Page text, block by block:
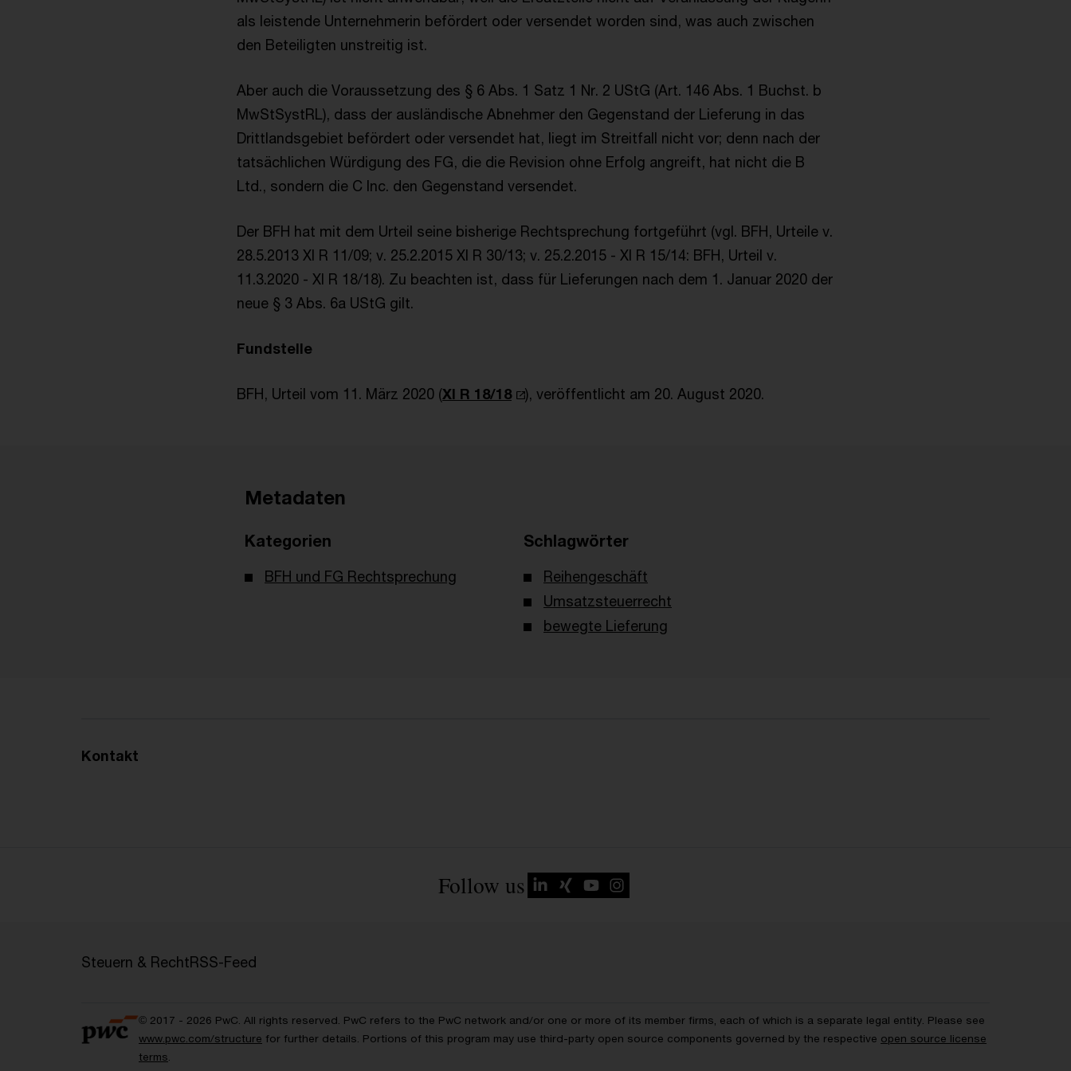
als leistende Unternehmerin befördert oder versendet worden sind, was auch zwischen
den Beteiligten unstreitig ist.
Aber auch die Voraussetzung des § 6 Abs. 1 Satz 1 Nr. 2 UStG (Art. 146 Abs. 1 Buchst. b
MwStSystRL), dass der ausländische Abnehmer den Gegenstand der Lieferung in das
Drittlandsgebiet befördert oder versendet hat, liegt im Streitfall nicht vor; denn nach der
tatsächlichen Würdigung des FG, die die Revision ohne Erfolg angreift, hat nicht die B
Ltd., sondern die C Inc. den Gegenstand versendet.
Der BFH hat mit dem Urteil seine bisherige Rechtsprechung fortgeführt (vgl. BFH, Urteile v.
28.5.2013 XI R 11/09; v. 25.2.2015 XI R 30/13; v. 25.2.2015 - XI R 15/14: BFH, Urteil v.
11.3.2020 - XI R 18/18). Zu beachten ist, dass für Lieferungen nach dem 1. Januar 2020 der
neue § 3 Abs. 6a UStG gilt.
Fundstelle
BFH, Urteil vom 11. März 2020 (XI R 18/18 ), veröffentlicht am 20. August 2020.
Metadaten
Kategorien
BFH und FG Rechtsprechung
Schlagwörter
Reihengeschäft
Umsatzsteuerrecht
bewegte Lieferung
Kontakt
Follow us
Steuern & RechtRSS-Feed
© 2017 - 2026 PwC. All rights reserved. PwC refers to the PwC network and/or one or more of its member firms, each of which is a separate legal entity. Please see
www.pwc.com/structure for further details. Portions of this program may use third-party open source components governed by the respective open source license
terms.